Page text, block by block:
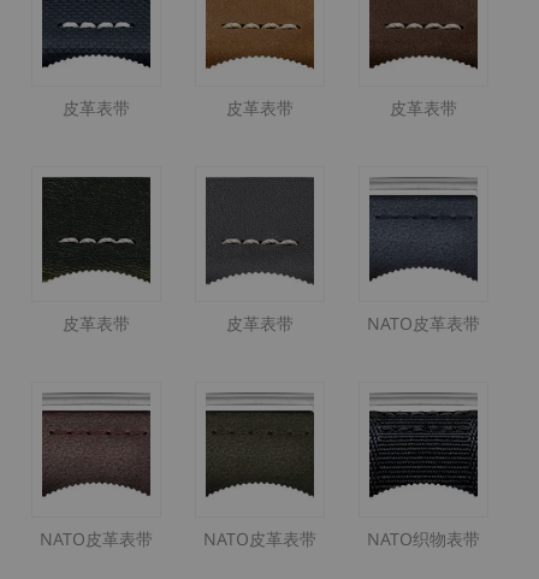
皮革表带 皮革表带 皮革表带
皮革表带 皮革表带 NATO皮革表带
NATO皮革表带 NATO皮革表带 NATO织物表带